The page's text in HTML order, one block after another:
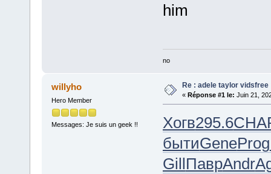
him
no
willyho
Hero Member
Messages: Je suis un geek !!
Re : adele taylor vidsfree
« Réponse #1 le: Juin 21,
Хогв295.6
бытиGeneProg
GillПаврAndr